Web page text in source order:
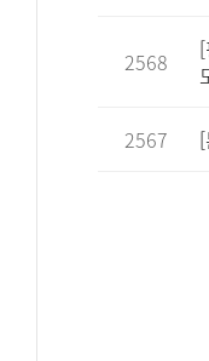
2568
2567